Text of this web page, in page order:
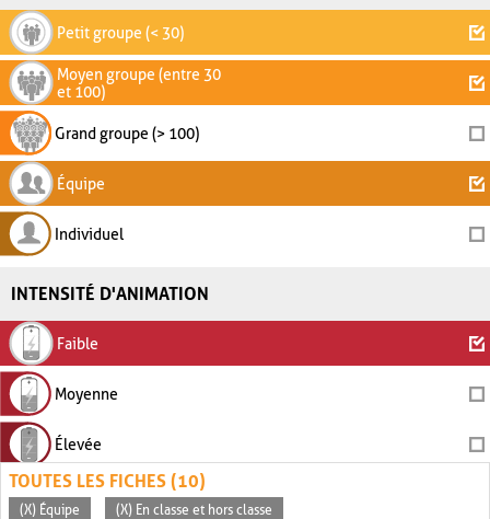
Petit groupe (< 30)
Moyen groupe (entre 30
et 100)
Grand groupe (> 100)
Équipe
Individuel
INTENSITÉ D'ANIMATION
Faible
Moyenne
Élevée
TOUTES LES FICHES (10)
(X) Équipe (X) En classe et hors classe